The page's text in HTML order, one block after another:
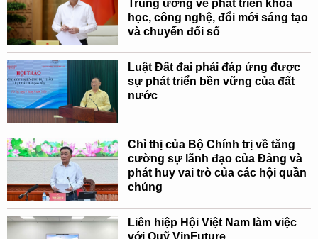
Trung ương về phát triển khoa
học, công nghệ, đổi mới sáng tạo
và chuyển đổi số
Luật Đất đai phải đáp ứng được
sự phát triển bền vững của đất
nước
Chỉ thị của Bộ Chính trị về tăng
cường sự lãnh đạo của Đảng và
phát huy vai trò của các hội quần
chúng
Liên hiệp Hội Việt Nam làm việc
với Quỹ VinFuture